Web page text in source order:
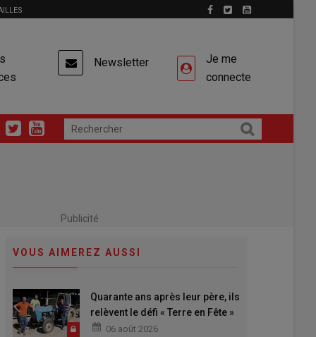
Newsletter
Je me
connecte
Publicité
VOUS AIMEREZ AUSSI
Quarante ans après leur père, ils
relèvent le défi « Terre en Fête »
06 août 2026